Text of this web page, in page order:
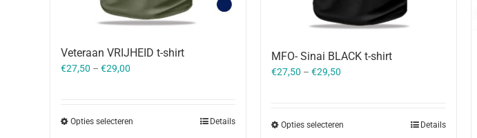
Veteraan VRIJHEID t-shirt
€27,50 – €29,00
Opties selecteren Details
MFO- Sinai BLACK t-shirt
€27,50 – €29,50
Opties selecteren Details